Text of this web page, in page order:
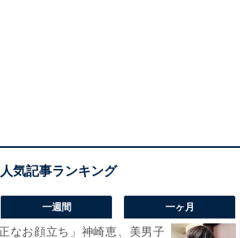
一週間 一ヶ月
なお顔立ち」神崎恵、美男子